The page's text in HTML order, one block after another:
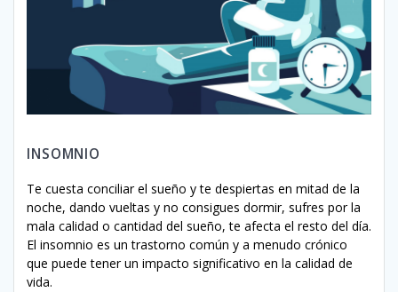
INSOMNIO
Te cuesta conciliar el sueño y te despiertas en mitad de la
noche, dando vueltas y no consigues dormir, sufres por la
mala calidad o cantidad del sueño, te afecta el resto del día.
El insomnio es un trastorno común y a menudo crónico
que puede tener un impacto significativo en la calidad de
vida.